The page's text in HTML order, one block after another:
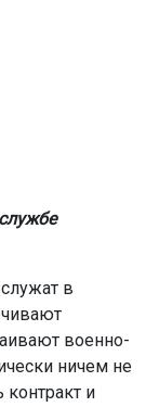
в
военно-
ничем не
и